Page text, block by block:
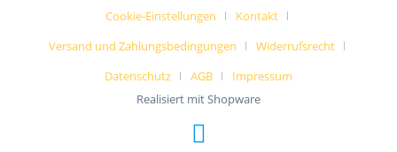
Cookie-Einstellungen
Kontakt
Versand und Zahlungsbedingungen
Widerrufsrecht
Datenschutz
AGB
Impressum
Realisiert mit Shopware